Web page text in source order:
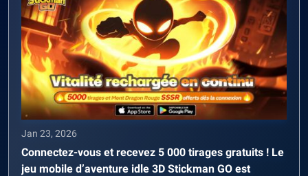
Jan 23, 2026
Connectez-vous et recevez 5 000 tirages gratuits ! Le
jeu mobile d’aventure idle 3D Stickman GO est